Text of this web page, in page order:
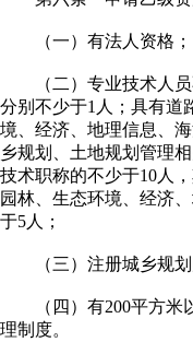
（一）有法人资格；
（二）专业技术人员
分别不少于1人；具有道
境、经济、地理信息、
乡规划、土地规划管理
技术职称的不少于10人
园林、生态环境、经济
于5人；
（三）注册城乡规划
（四）有200平方米以
理制度。